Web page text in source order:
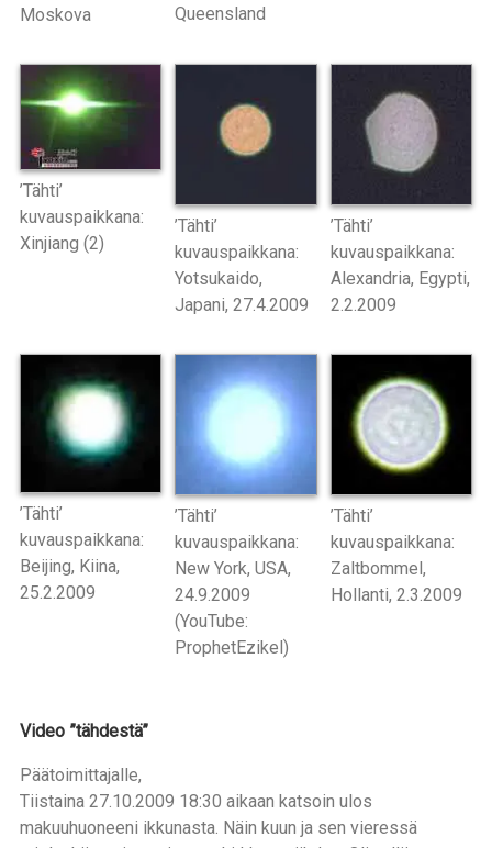
Moskova
Queensland
’Tähti’
kuvauspaikkana:
Xinjiang (2)
’Tähti’
kuvauspaikkana:
Yotsukaido,
Japani, 27.4.2009
’Tähti’
kuvauspaikkana:
Alexandria, Egypti,
2.2.2009
’Tähti’
kuvauspaikkana:
Beijing, Kiina,
25.2.2009
’Tähti’
kuvauspaikkana:
New York, USA,
24.9.2009
(YouTube:
ProphetEzikel)
’Tähti’
kuvauspaikkana:
Zaltbommel,
Hollanti, 2.3.2009
Video ”tähdestä”
Päätoimittajalle,
Tiistaina 27.10.2009 18:30 aikaan katsoin ulos
makuuhuoneeni ikkunasta. Näin kuun ja sen vieressä